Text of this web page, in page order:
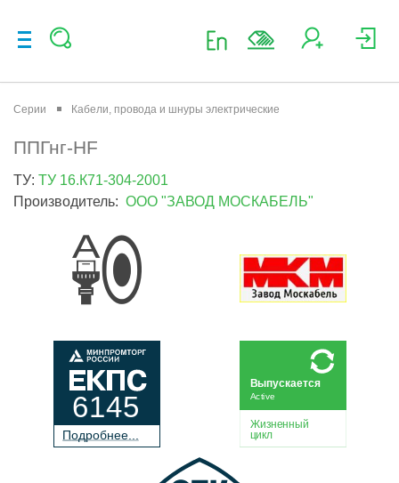
Серии Кабели, провода и шнуры электрические
ППГнг-HF
ТУ: ТУ 16.К71-304-2001
Производитель: ООО "ЗАВОД МОСКАБЕЛЬ"
Подробнее...
6145
Жизненный
цикл
Active
Выпускается